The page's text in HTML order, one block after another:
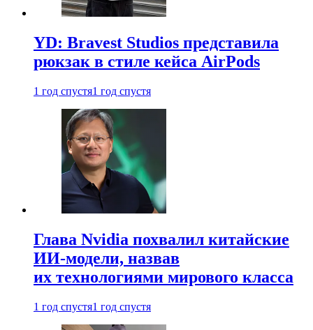
YD: Bravest Studios представила
рюкзак в стиле кейса AirPods
1 год спустя1 год спустя
Глава Nvidia похвалил китайские
ИИ-модели, назвав
их технологиями мирового класса
1 год спустя1 год спустя